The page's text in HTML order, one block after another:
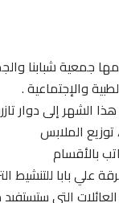
جمعية شبابنا
والإجتماعية .
الملابس
بالأقسام
علي بابا للتنشيط
التي ستستفيد من